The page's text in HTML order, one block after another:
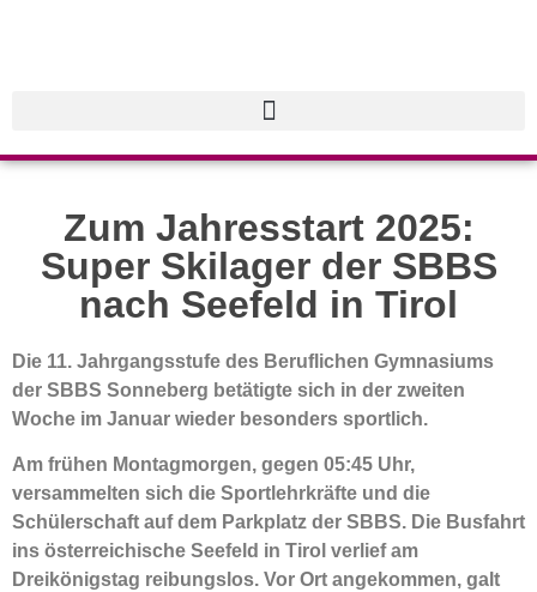
Zum Jahresstart 2025:
Super Skilager der SBBS
nach Seefeld in Tirol
Die 11. Jahrgangsstufe des Beruflichen Gymnasiums
der SBBS Sonneberg betätigte sich in der zweiten
Woche im Januar wieder besonders sportlich.
Am frühen Montagmorgen, gegen 05:45 Uhr,
versammelten sich die Sportlehrkräfte und die
Schülerschaft auf dem Parkplatz der SBBS. Die Busfahrt
ins österreichische Seefeld in Tirol verlief am
Dreikönigstag reibungslos. Vor Ort angekommen, galt